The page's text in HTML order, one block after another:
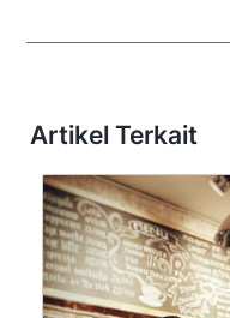
Artikel Terkait